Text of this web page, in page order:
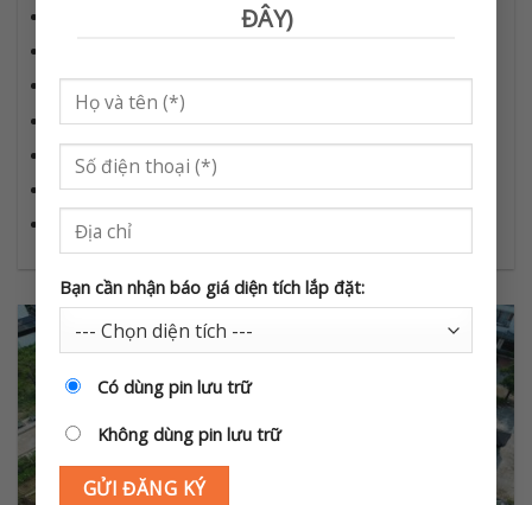
ĐÂY)
Bạn cần nhận báo giá diện tích lắp đặt:
Có dùng pin lưu trữ
Không dùng pin lưu trữ
Tấm pin mặt trời: 781 tấm Pin Jinko Solar
Pin lưu trữ:
Diện tích lắp đặt: 2186 m²
Sản lượng điện: 40500– 60500 kW/tháng
Tiết kiệm: đến 2 tỷ/ năm
Hoàn thành: 4.2026